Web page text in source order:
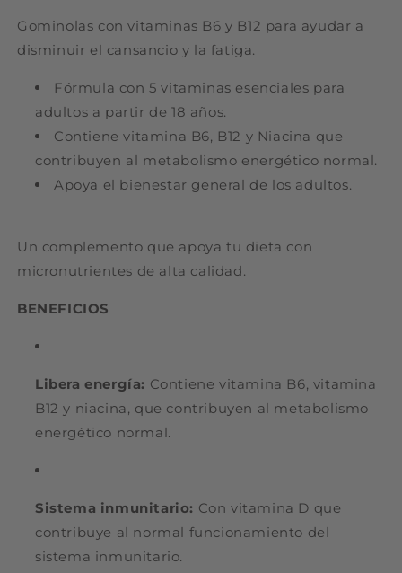
FRUTOS
ROJOS
FRUTOS
ROJOS
Gominolas con vitaminas B6 y B12 para ayudar a
disminuir el cansancio y la fatiga.
Fórmula con 5 vitaminas esenciales para
adultos a partir de 18 años.
Contiene vitamina B6, B12 y Niacina que
contribuyen al metabolismo energético normal.
Apoya el bienestar general de los adultos.
Un complemento que apoya tu dieta con
micronutrientes de alta calidad.
BENEFICIOS
Libera energía: Contiene vitamina B6, vitamina
B12 y niacina, que contribuyen al metabolismo
energético normal.
Sistema inmunitario: Con vitamina D que
contribuye al normal funcionamiento del
sistema inmunitario.